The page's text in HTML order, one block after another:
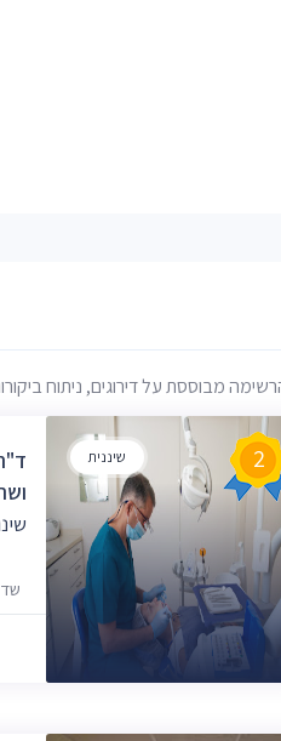
מבוססת על דירוגים, ניתוח
שיננית 2